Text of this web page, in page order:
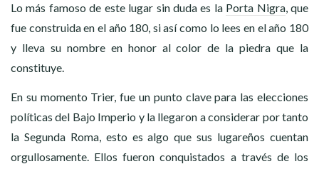
Lo más famoso de este lugar sin duda es la Porta Nigra, que
fue construida en el año 180, si así como lo lees en el año 180
y lleva su nombre en honor al color de la piedra que la
constituye.
En su momento Trier, fue un punto clave para las elecciones
políticas del Bajo Imperio y la llegaron a considerar por tanto
la Segunda Roma, esto es algo que sus lugareños cuentan
orgullosamente. Ellos fueron conquistados a través de los